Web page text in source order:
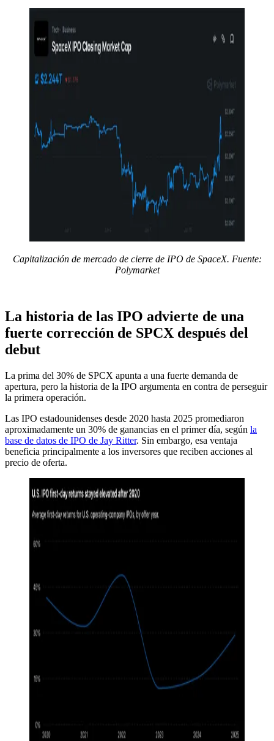
Capitalización de mercado de cierre de IPO de SpaceX. Fuente:
Polymarket
La historia de las IPO advierte de una
fuerte corrección de SPCX después del
debut
La prima del 30% de SPCX apunta a una fuerte demanda de
apertura, pero la historia de la IPO argumenta en contra de perseguir
la primera operación.
Las IPO estadounidenses desde 2020 hasta 2025 promediaron
aproximadamente un 30% de ganancias en el primer día, según la
base de datos de IPO de Jay Ritter. Sin embargo, esa ventaja
beneficia principalmente a los inversores que reciben acciones al
precio de oferta.